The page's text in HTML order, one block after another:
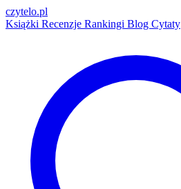
czytelo.pl
Książki Recenzje Rankingi Blog Cytaty